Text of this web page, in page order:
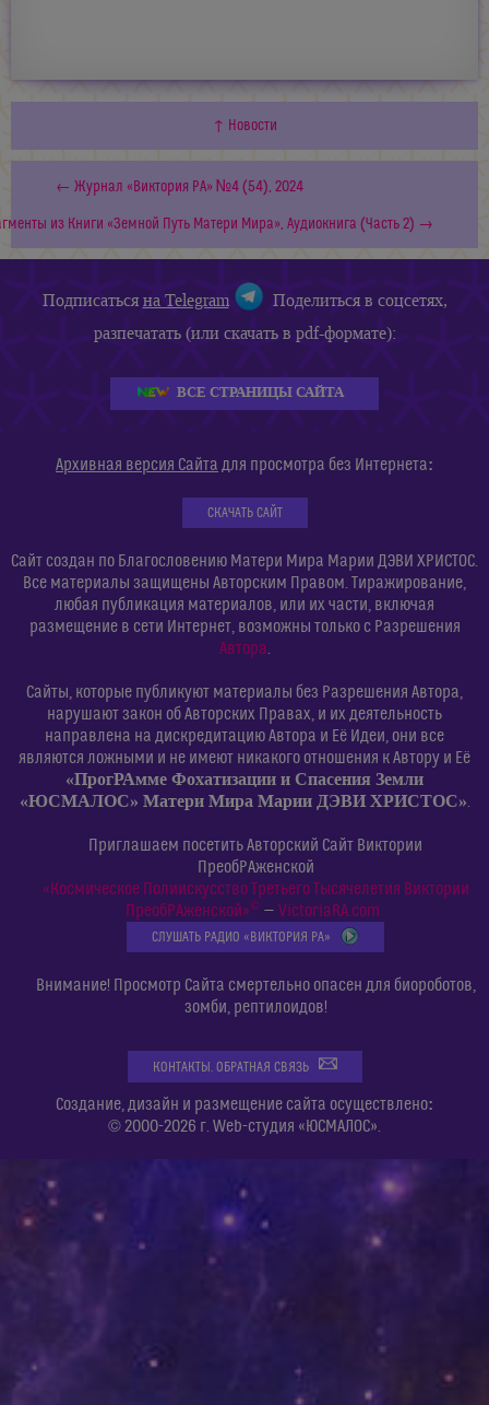
↑ Новости
← Журнал «Виктория РА» №4 (54), 2024
из Книги «Земной Путь Матери Мира», Аудиокнига (Часть 2) →
Подписатьсяна Telegram
Поделиться в соцсетях,
разпечатать (или скачать в pdf-формате):
ВСЕ СТРАНИЦЫ САЙТА
Архивная версия Сайта для просмотра без Интернета:
СКАЧАТЬ САЙТ
Сайт создан по Благословению Матери Мира Марии ДЭВИ ХРИСТОС.
Все материалы защищены Авторским Правом. Тиражирование,
любая публикация материалов, или их части, включая
размещение в сети Интернет, возможны только с Разрешения
Автора
Сайты, которые публикуют материалы без Разрешения Автора,
нарушают закон об Авторских Правах, и их деятельность
направлена на дискредитацию Автора и Её Идеи, они все
являются ложными и не имеют никакого отношения к Автору и Её
«ПрогРАмме Фохатизации и Спасения Земли
«ЮСМАЛОС» Матери Мира Марии ДЭВИ ХРИСТОС»
Приглашаем посетить Авторский Сайт Виктории
ПреобРАженской
«Космическое Полиискусство Третьего Тысячелетия Виктории
ПреобРАженской»©— VictoriaRA.com
СЛУШАТЬ РАДИО «ВИКТОРИЯ РА»
Внимание! Просмотр Сайта смертельно опасен для биороботов,
зомби, рептилоидов!
КОНТАКТЫ. ОБРАТНАЯ СВЯЗЬ
Создание, дизайн и размещение сайта осуществлено:
© 2000-2026 г. Web-студия «ЮСМАЛОС».